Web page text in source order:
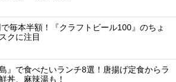
毎本半額！『クラフトビール100』のちょ
クに注目
』で食べたいランチ8選！唐揚げ定食からラ
丼、麻辣湯も！